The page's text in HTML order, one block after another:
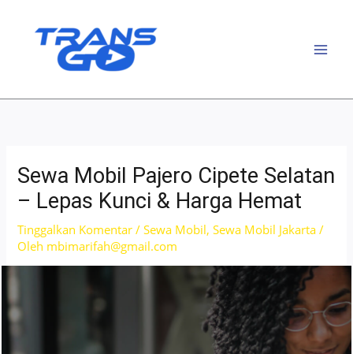
Sewa Mobil Pajero Cipete Selatan
– Lepas Kunci & Harga Hemat
Tinggalkan Komentar /Sewa Mobil,Sewa Mobil Jakarta /
Oleh mbimarifah@gmail.com